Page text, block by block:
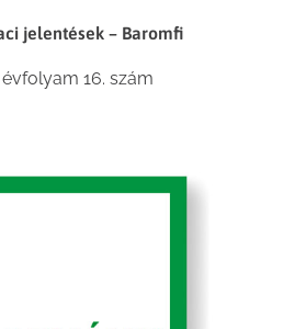
jelentések – Baromfi
évfolyam 16. szám